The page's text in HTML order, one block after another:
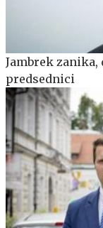
Jambrek
predsednici